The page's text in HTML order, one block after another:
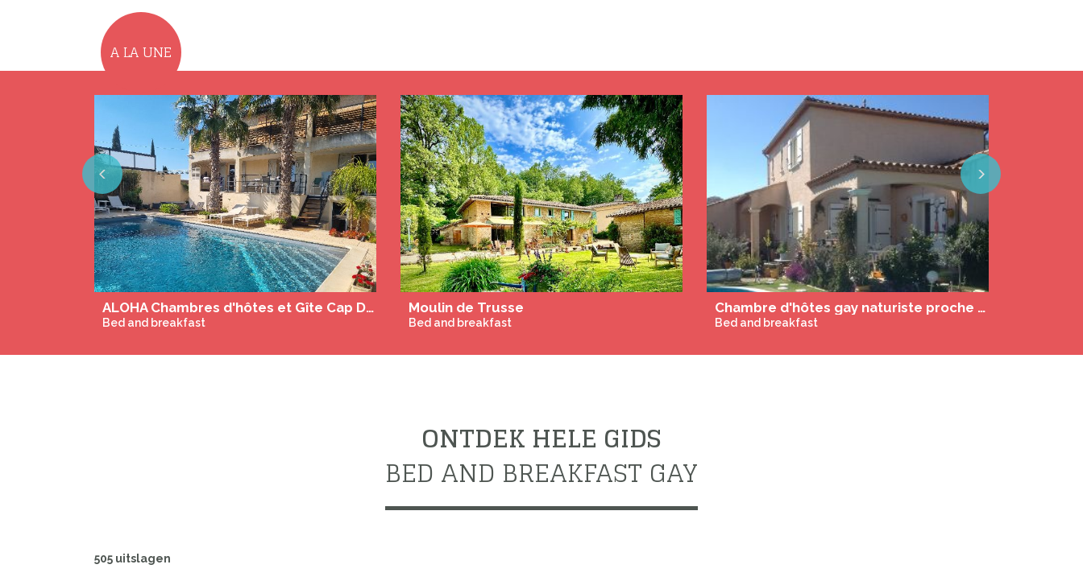
A LA UNE
Previous Next
The Late Birds Lissabon Gay Urban Resort
Bed and breakfast Bed and breakfast
Ô Lapin Felin, gay naturisten bed and Breakfast
Bed and breakfast
ONTDEK HELE GIDS
BED AND BREAKFAST GAY
505 uitslagen